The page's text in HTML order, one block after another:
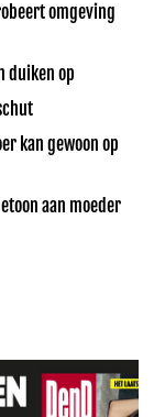
omgeving
duiken op
kan gewoon op
aan moeder